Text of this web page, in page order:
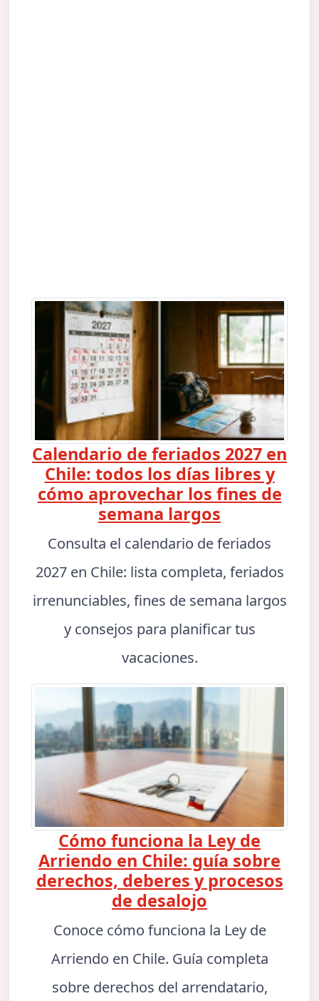
Calendario de feriados 2027 en
Chile: todos los días libres y
cómo aprovechar los fines de
semana largos
Consulta el calendario de feriados
2027 en Chile: lista completa, feriados
irrenunciables, fines de semana largos
y consejos para planificar tus
vacaciones.
Cómo funciona la Ley de
Arriendo en Chile: guía sobre
derechos, deberes y procesos
de desalojo
Conoce cómo funciona la Ley de
Arriendo en Chile. Guía completa
sobre derechos del arrendatario,